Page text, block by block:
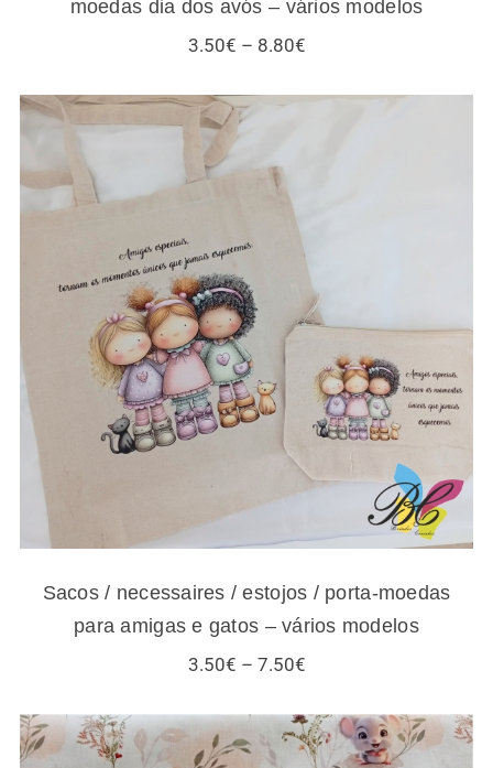
moedas dia dos avós – vários modelos
3.50€ – 8.80€Price
Sacos / necessaires / estojos / porta-
moedas para amigas e gatos – vários
modelos
Sacos / necessaires / estojos / porta-moedas
para amigas e gatos – vários modelos
3.50€ – 7.50€Price
through
7.50€